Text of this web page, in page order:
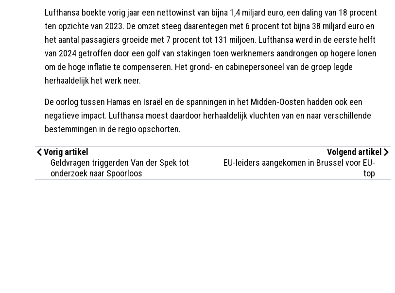
Lufthansa boekte vorig jaar een nettowinst van bijna 1,4 miljard euro, een daling van 18 procent
ten opzichte van 2023. De omzet steeg daarentegen met 6 procent tot bijna 38 miljard euro en
het aantal passagiers groeide met 7 procent tot 131 miljoen. Lufthansa werd in de eerste helft
van 2024 getroffen door een golf van stakingen toen werknemers aandrongen op hogere lonen
om de hoge inflatie te compenseren. Het grond- en cabinepersoneel van de groep legde
herhaaldelijk het werk neer.
De oorlog tussen Hamas en Israël en de spanningen in het Midden-Oosten hadden ook een
negatieve impact. Lufthansa moest daardoor herhaaldelijk vluchten van en naar verschillende
bestemmingen in de regio opschorten.
Vorig artikel
Geldvragen triggerden Van der Spek tot
onderzoek naar Spoorloos
Volgend artikel
EU-leiders aangekomen in Brussel voor EU-
top